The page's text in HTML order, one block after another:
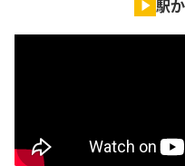
駅